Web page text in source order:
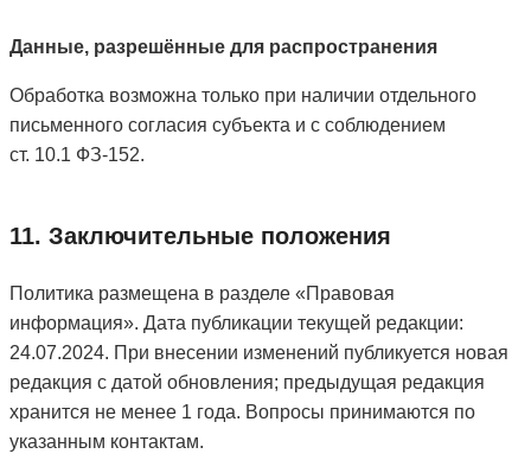
Данные, разрешённые для распространения
Обработка возможна только при наличии отдельного
письменного согласия субъекта и с соблюдением
ст. 10.1 ФЗ‑152.
11. Заключительные положения
Политика размещена в разделе «Правовая
информация». Дата публикации текущей редакции:
24.07.2024. При внесении изменений публикуется новая
редакция с датой обновления; предыдущая редакция
хранится не менее 1 года. Вопросы принимаются по
указанным контактам.